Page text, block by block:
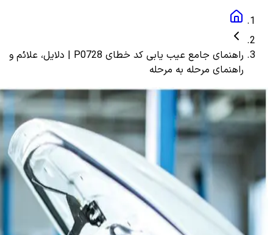
راهنمای جامع عیب یابی کد خطای P0728 | دلایل، علائم و
راهنمای مرحله به مرحله